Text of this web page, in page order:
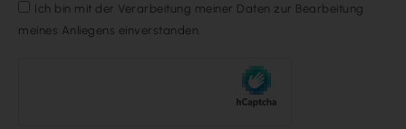
Ich bin mit der Verarbeitung meiner Daten zur Bearbeitung
meines Anliegens einverstanden.